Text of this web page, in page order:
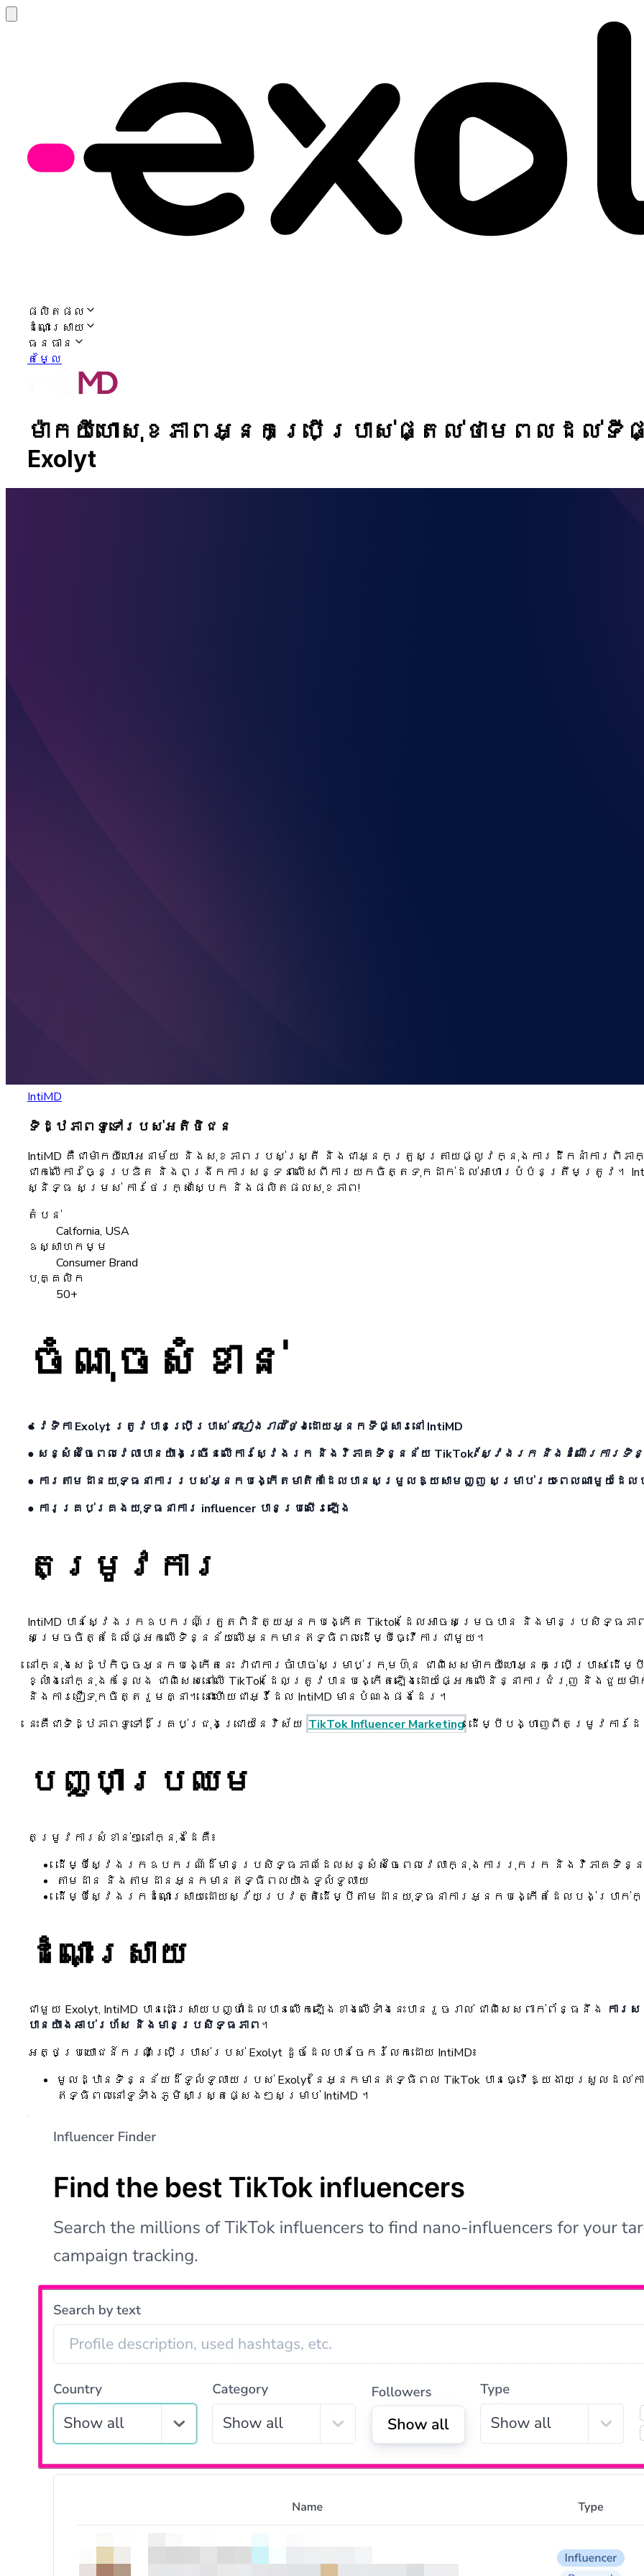
ផលិតផល
ដំណោះស្រាយ
ធនធាន
តម្លៃ
ម៉ាកយីហោសុខភាពអ្នកប្រើប្រាស់ផ្តល់ថាមពលដល់ទីផ្ស
Exolyt
IntiMD
ទិដ្ឋភាពទូទៅរបស់អតិថិជន
IntiMD គឺជាម៉ាកយីហោអនាម័យ និងសុខភាពរបស់ស្ត្រី និងជាអ្នកត្រួសត្រាយផ្លូវក្នុងការដឹកនាំការពិភ
ជាក់លើការច្នៃប្រឌិត និងពង្រីកការសន្ទនាលើសពីការយកចិត្តទុកដាក់ដល់អាហារបំប៉នត្រឹមត្រូវ។
ស្និទ្ធ សម្រស់ ការថែរក្សាស្បែក និងផលិតផលសុខភាព!
តំបន់
Calfornia, USA
ឧស្សាហកម្ម
Consumer Brand
បុគ្គលិក
50+
ចំណុចសំខាន់
● វេទិកា Exolyt ត្រូវបានប្រើប្រាស់ជា​រៀងរាល់ថ្ងៃដោយអ្នកទីផ្សារនៅ IntiMD
● សន្សំសំចៃពេលវេលាបានយ៉ាងច្រើនលើការស្វែងរក និងវិភាគទិន្នន័យ TikTok'ស្វែងរក និងដំណើរការទិ
● ការតាមដានយុទ្ធនាការរបស់អ្នកបង្កើតមាតិកាដែលបានសម្រួលឱ្យសាមញ្ញ សម្រាប់រយៈពេលណាមួយដែ
● ការគ្រប់គ្រងយុទ្ធនាការ influencer បានប្រសើរឡើង
តម្រូវការ
IntiMD បានស្វែងរកឧបករណ៍ត្រួតពិនិត្យអ្នកបង្កើត Tiktok ដែលអាចសម្រេចបាន និងមានប្រសិទ្ធភា
សម្រេចចិត្តដែលផ្អែកលើទិន្នន័យលើអ្នកមានឥទ្ធិពលដើម្បីធ្វើការជាមួយ។
នៅក្នុងសេដ្ឋកិច្ចអ្នកបង្កើតនេះ វាជាការចាំបាច់សម្រាប់ក្រុមហ៊ុន ជាពិសេសម៉ាកយីហោអ្នកប្រើប្រាស់
ខ្លាំងនៅក្នុងកន្លែង ជាពិសេសនៅលើ TikTok ដែលត្រូវបានបង្កើតឡើងដោយផ្អែកលើនិន្នាការជំរុញ និងជួយ
និងការជឿទុកចិត្តរួមគ្នា។ នោះហើយជាអ្វីដែល IntiMD មានបំណងផងដែរ។
នេះគឺជាទិដ្ឋភាពទូទៅដ៏គ្រប់ជ្រុងជ្រោយនៃវិស័យ TikTok Influencer Marketing ដើម្បីបង្ហាញពីតម្រូវការដែល
បញ្ហាប្រឈម
តម្រូវការសំខាន់ៗនៅក្នុងដៃគឺ៖
ដើម្បីស្វែងរកឧបករណ៍ដ៏មានប្រសិទ្ធភាពដែលសន្សំសំចៃពេលវេលាក្នុងការរុករក និងវិភាគទិន្ន
តាមដាន និងតាមដានអ្នកមានឥទ្ធិពលយ៉ាងទូលំទូលាយ
ដើម្បីស្វែងរកដំណោះស្រាយដោយស្វ័យប្រវត្តិដើម្បីតាមដានយុទ្ធនាការអ្នកបង្កើតដែលបង់ប្រាក់ក្នុ
ដំណោះស្រាយ
ជាមួយ Exolyt, IntiMD បានដោះស្រាយបញ្ហាដែលបានលើកឡើងខាងលើទាំងនេះបានរួចរាល់ ជាពិសេសពាក់ព័ន្ធនឹង ការ
បានយ៉ាងឆាប់រហ័ស និងមានប្រសិទ្ធភាព ។
អត្ថប្រយោជន៍ករណីប្រើប្រាស់របស់ Exolyt ដូចដែលបានចែករំលែកដោយ IntiMD៖
មូលដ្ឋានទិន្នន័យដ៏ទូលំទូលាយរបស់ Exolyt នៃអ្នកមានឥទ្ធិពល TikTok បានធ្វើឱ្យងាយស្រួលដ
ឥទ្ធិពលនៅទូទាំងភូមិសាស្ត្រផ្សេងៗសម្រាប់ IntiMD ។